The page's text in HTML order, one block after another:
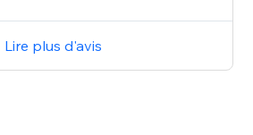
Lire plus d'avis